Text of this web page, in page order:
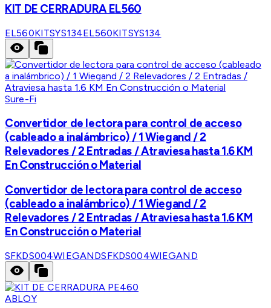
KIT DE CERRADURA EL560
EL560KITSYS134EL560KITSYS134
Sure-Fi
Convertidor de lectora para control de acceso
(cableado a inalámbrico) / 1 Wiegand / 2
Relevadores / 2 Entradas / Atraviesa hasta 1.6 KM
En Construcción o Material
Convertidor de lectora para control de acceso
(cableado a inalámbrico) / 1 Wiegand / 2
Relevadores / 2 Entradas / Atraviesa hasta 1.6 KM
En Construcción o Material
SFKDS004WIEGANDSFKDS004WIEGAND
ABLOY